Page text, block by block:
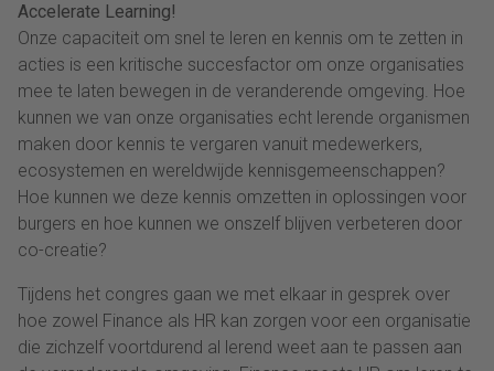
Accelerate Learning!
Onze capaciteit om snel te leren en kennis om te zetten in
acties is een kritische succesfactor om onze organisaties
mee te laten bewegen in de veranderende omgeving. Hoe
kunnen we van onze organisaties echt lerende organismen
maken door kennis te vergaren vanuit medewerkers,
ecosystemen en wereldwijde kennisgemeenschappen?
Hoe kunnen we deze kennis omzetten in oplossingen voor
burgers en hoe kunnen we onszelf blijven verbeteren door
co-creatie?
Tijdens het congres gaan we met elkaar in gesprek over
hoe zowel Finance als HR kan zorgen voor een organisatie
die zichzelf voortdurend al lerend weet aan te passen aan